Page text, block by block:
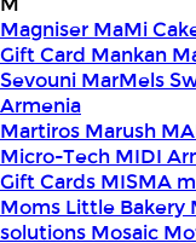
Magniser MaMi
Gift Card Mankan
Sevouni MarMels
Armenia
Martiros Marush
Micro-Tech MIDI
Gift Cards MISMA
Moms Little Bakery
solutions Mosaic